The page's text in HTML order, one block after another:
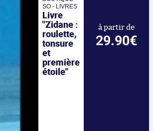
SO - LIVRES
Livre
"Zidane :
roulette,
tonsure
et
première
étoile"
à partir de
29.90€